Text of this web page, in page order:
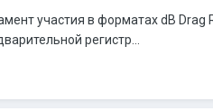
участия в форматах dB Drag
регистр...